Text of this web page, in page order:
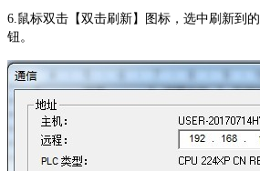
6.鼠标双击【双击刷新】图标，选中刷新到的
钮。